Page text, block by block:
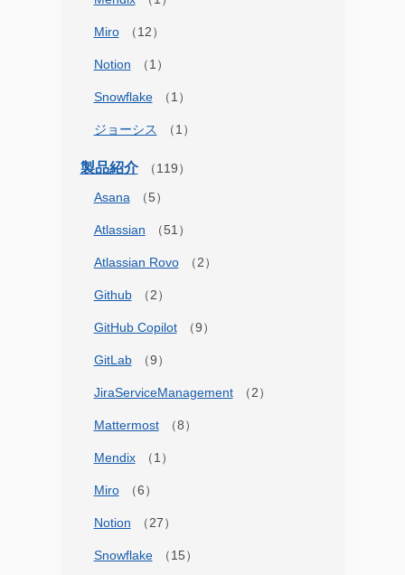
Miro
Notion
Snowflake
ジョーシス
製品紹介
Asana
Atlassian
Atlassian Rovo
Github
GitHub Copilot
GitLab
JiraServiceManagement
Mattermost
Mendix
Miro
Notion
Snowflake